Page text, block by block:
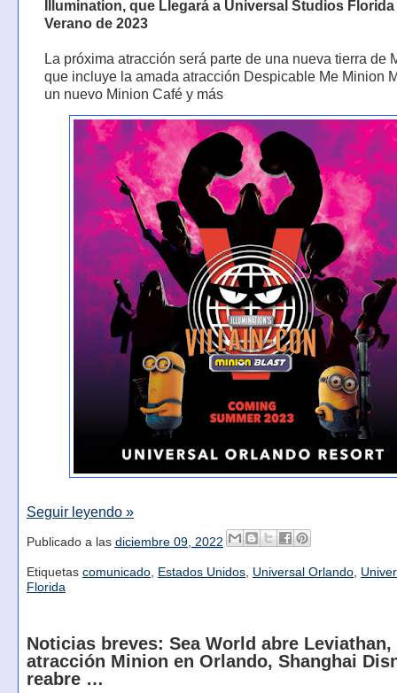
Illumination, que Llegará a Universal Studios Florida
Verano de 2023
La próxima atracción será parte de una nueva tierra de
que incluye la amada atracción Despicable Me Minion
un nuevo Minion Café y más
Seguir leyendo »
Publicado a las diciembre 09, 2022
Etiquetas comunicado, Estados Unidos, Universal Orlando,
Florida
Noticias breves: Sea World abre Leviathan,
atracción Minion en Orlando, Shanghai
reabre …